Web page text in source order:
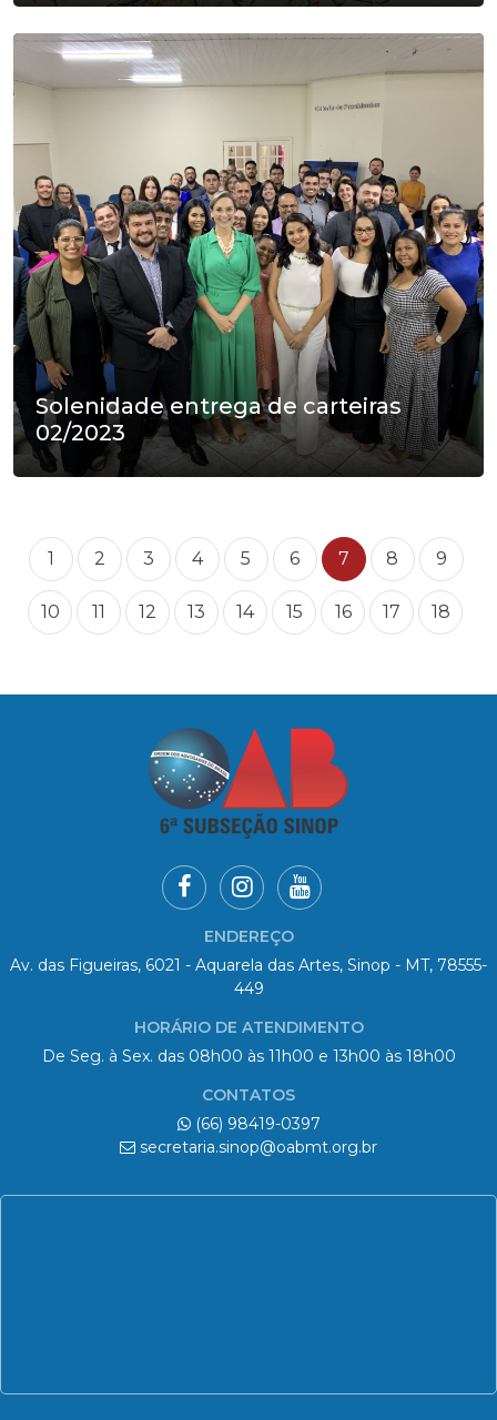
Solenidade entrega de carteiras
02/2023
1 2 3 4 5 6 7 8 9
10 11 12 13 14 15 16 17 18
ENDEREÇO
Av. das Figueiras, 6021 - Aquarela das Artes, Sinop - MT, 78555-
449
HORÁRIO DE ATENDIMENTO
De Seg. à Sex. das 08h00 às 11h00 e 13h00 às 18h00
CONTATOS
(66) 98419-0397
secretaria.sinop@oabmt.org.br